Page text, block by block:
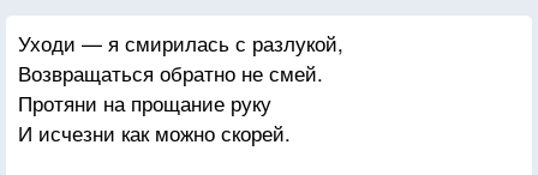
Научи меня слушать дожди,
Разговаривать с ветром осенним
И оставь меня с счастьем последним
На минуту А сам — уходи.
Уходи — я смирилась с разлукой,
Возвращаться обратно не смей.
Протяни на прощание руку
И исчезни как можно скорей.